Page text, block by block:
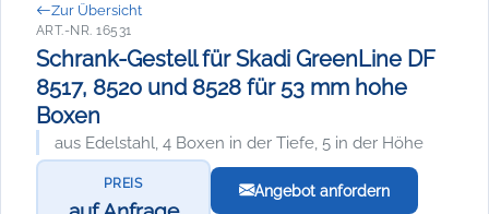
Zur Übersicht
ART.-NR. 16531
Schrank-Gestell für Skadi GreenLine DF
8517, 8520 und 8528 für 53 mm hohe
Boxen
aus Edelstahl, 4 Boxen in der Tiefe, 5 in der Höhe
PREIS Angebot anfordern